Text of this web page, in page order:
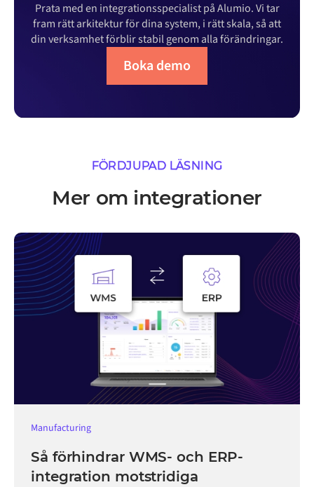
Prata med en integrationsspecialist på Alumio. Vi tar
fram rätt arkitektur för dina system, i rätt skala, så att
din verksamhet förblir stabil genom alla förändringar.
Boka demo
FÖRDJUPAD LÄSNING
Mer om integrationer
Manufacturing
Så förhindrar WMS- och ERP-
integration motstridiga